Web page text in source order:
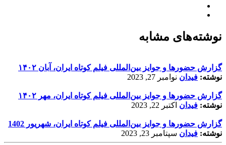
نوشته‌های مشابه
گزارش حضورها و جوایز بین‌المللی فیلم کوتاه ایران، آبان ۱۴۰۲
نوشته: فیدان نوامبر 27, 2023
گزارش حضورها و جوایز بین‌المللی فیلم کوتاه ایران، مهر ۱۴۰۲
نوشته: فیدان اکتبر 22, 2023
گزارش حضورها و جوایز بین‌المللی فیلم کوتاه ایران، شهریور 1402
نوشته: فیدان سپتامبر 23, 2023